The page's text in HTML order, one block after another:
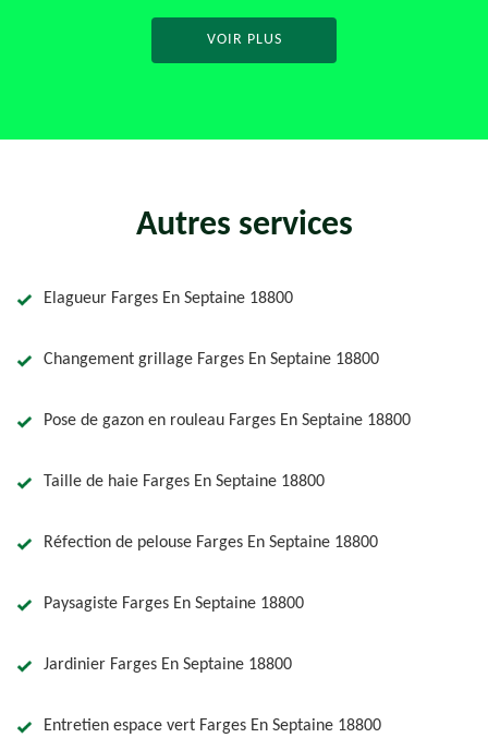
VOIR PLUS
Autres services
Elagueur Farges En Septaine 18800
Changement grillage Farges En Septaine 18800
Pose de gazon en rouleau Farges En Septaine 18800
Taille de haie Farges En Septaine 18800
Réfection de pelouse Farges En Septaine 18800
Paysagiste Farges En Septaine 18800
Jardinier Farges En Septaine 18800
Entretien espace vert Farges En Septaine 18800